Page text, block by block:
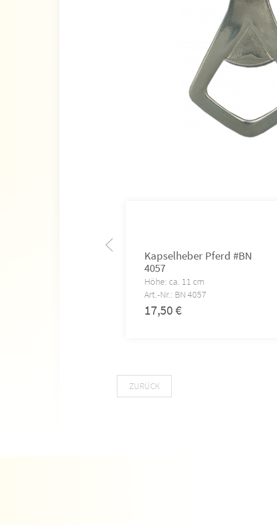
Kapselheber Pferd #BN
4057
Höhe: ca. 11 cm
Art.-Nr.: BN 4057
17,50€
ZURÜCK